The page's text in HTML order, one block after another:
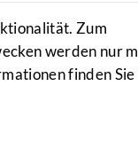
Zum
werden nur
finden Sie